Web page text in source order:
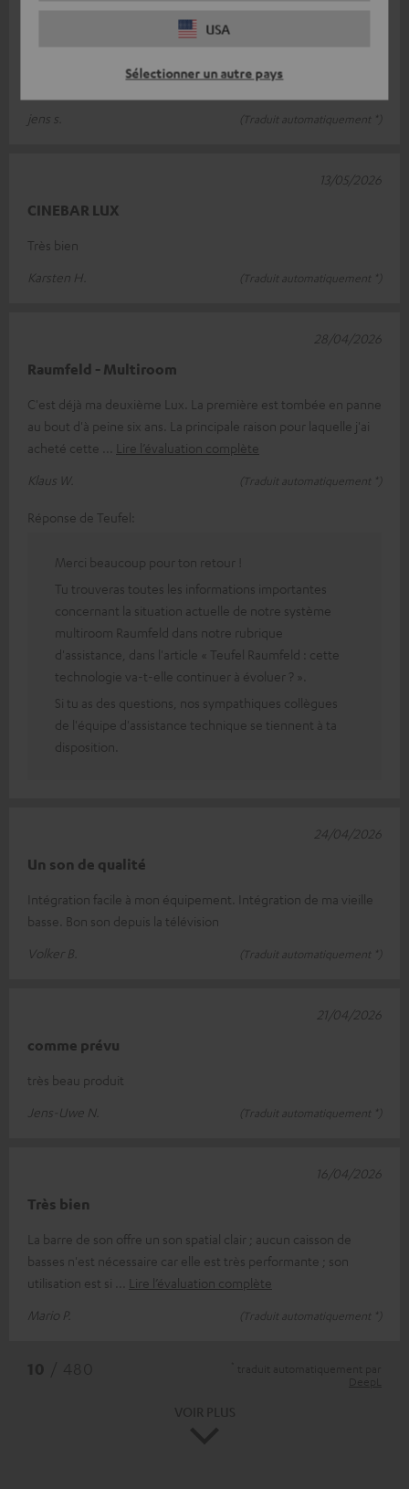
USA
Sélectionner un autre pays
Cette barre de son correspond exactement à ce que
j'imaginais, car elle s'intègre parfaitement au design de mon
mobilier. La technologie int
Lire l’évaluation complète
jens s.
(Traduit automatiquement *)
CINEBAR LUX
Très bien
Karsten H.
(Traduit automatiquement *)
13/05/2026
Raumfeld - Multiroom
C'est déjà ma deuxième Lux. La première est tombée en panne
au bout d'à peine six ans. La principale raison pour laquelle j'ai
acheté cette
Lire l’évaluation complète
Klaus W.
(Traduit automatiquement *)
28/04/2026
Réponse de Teufel:
Merci beaucoup pour ton retour !
Tu trouveras toutes les informations importantes
concernant la situation actuelle de notre système
multiroom Raumfeld dans notre rubrique
d'assistance, dans l'article « Teufel Raumfeld : cette
technologie va-t-elle continuer à évoluer ? ».
Si tu as des questions, nos sympathiques collègues
de l'équipe d'assistance technique se tiennent à ta
disposition.
Un son de qualité
Intégration facile à mon équipement. Intégration de ma vieille
basse. Bon son depuis la télévision
Volker B.
(Traduit automatiquement *)
24/04/2026
comme prévu
très beau produit
Jens-Uwe N.
(Traduit automatiquement *)
21/04/2026
Très bien
La barre de son offre un son spatial clair ; aucun caisson de
basses n'est nécessaire car elle est très performante ; son
utilisation est si
Lire l’évaluation complète
Mario P.
(Traduit automatiquement *)
16/04/2026